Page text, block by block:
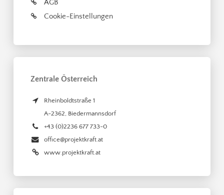
AGB
Cookie-Einstellungen
Zentrale Österreich
Rheinboldtstraße 1
A-2362, Biedermannsdorf
+43 (0)2236 677 733-0
office@projektkraft.at
www.projektkraft.at